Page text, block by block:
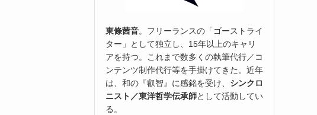
東條茜音。フリーランスの「ゴーストライ
ター」として独立し、15年以上のキャリ
アを持つ。これまで数多くの執筆代行／コ
ンテンツ制作代行等を手掛けてきた。近年
は、和の『叡智』に感銘を受け、 シンクロ
ニスト／東洋哲学伝承師として活動してい
る。